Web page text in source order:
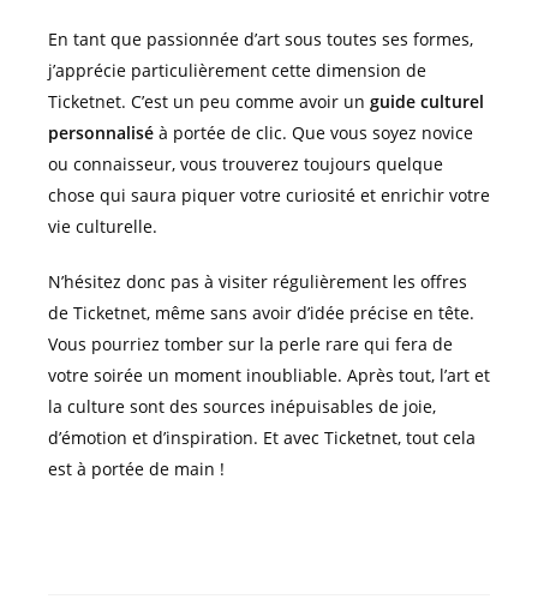
En tant que passionnée d’art sous toutes ses formes,
j’apprécie particulièrement cette dimension de
Ticketnet. C’est un peu comme avoir un guide culturel
personnalisé à portée de clic. Que vous soyez novice
ou connaisseur, vous trouverez toujours quelque
chose qui saura piquer votre curiosité et enrichir votre
vie culturelle.
N’hésitez donc pas à visiter régulièrement les offres
de Ticketnet, même sans avoir d’idée précise en tête.
Vous pourriez tomber sur la perle rare qui fera de
votre soirée un moment inoubliable. Après tout, l’art et
la culture sont des sources inépuisables de joie,
d’émotion et d’inspiration. Et avec Ticketnet, tout cela
est à portée de main !